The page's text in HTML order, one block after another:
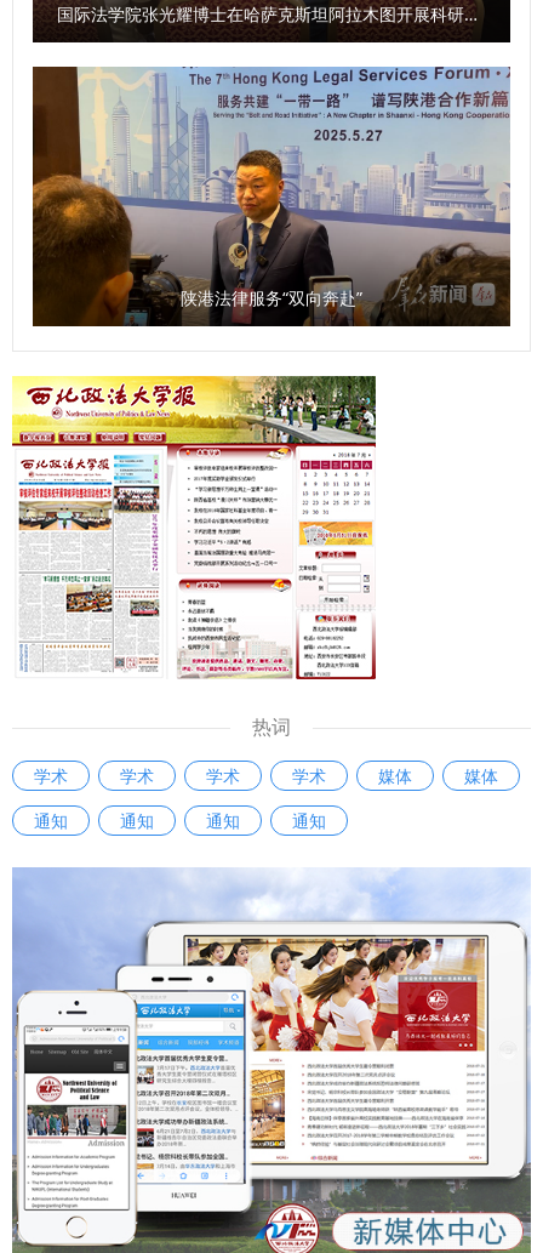
国际法学院张光耀博士在哈萨克斯坦阿拉木图开展科研与社会服务活动
陕港法律服务“双向奔赴”
热词
学术 学术 学术 学术 媒体
媒体
通知
通知 通知 通知